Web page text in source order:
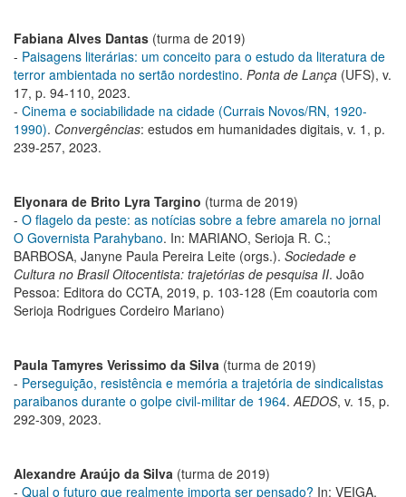
Fabiana Alves Dantas (turma de 2019)
- Paisagens literárias: um conceito para o estudo da literatura de
terror ambientada no sertão nordestino. Ponta de Lança (UFS), v.
17, p. 94-110, 2023.
- Cinema e sociabilidade na cidade (Currais Novos/RN, 1920-
1990). Convergências: estudos em humanidades digitais, v. 1, p.
239-257, 2023.
Elyonara de Brito Lyra Targino (turma de 2019)
- O flagelo da peste: as notícias sobre a febre amarela no jornal
O Governista Parahybano. In: MARIANO, Serioja R. C.;
BARBOSA, Janyne Paula Pereira Leite (orgs.). Sociedade e
Cultura no Brasil Oitocentista: trajetórias de pesquisa II. João
Pessoa: Editora do CCTA, 2019, p. 103-128 (Em coautoria com
Serioja Rodrigues Cordeiro Mariano)
Paula Tamyres Verissimo da Silva (turma de 2019)
- Perseguição, resistência e memória a trajetória de sindicalistas
paraibanos durante o golpe civil-militar de 1964. AEDOS, v. 15, p.
292-309, 2023.
Alexandre Araújo da Silva (turma de 2019)
- Qual o futuro que realmente importa ser pensado? In: VEIGA,